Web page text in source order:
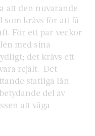
att den nuvarande
krävs för att få
För ett par veckor
med sina
det krävs ett
rejält. Det
statliga lån
del av
att våga